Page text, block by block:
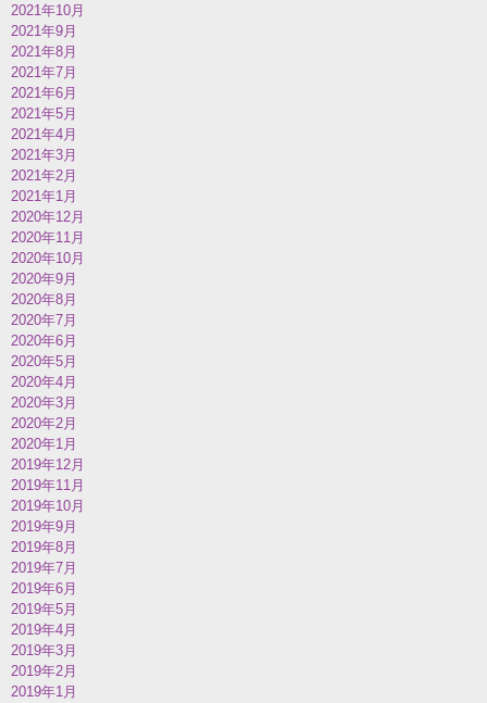
2021年10月
2021年9月
2021年8月
2021年7月
2021年6月
2021年5月
2021年4月
2021年3月
2021年2月
2021年1月
2020年12月
2020年11月
2020年10月
2020年9月
2020年8月
2020年7月
2020年6月
2020年5月
2020年4月
2020年3月
2020年2月
2020年1月
2019年12月
2019年11月
2019年10月
2019年9月
2019年8月
2019年7月
2019年6月
2019年5月
2019年4月
2019年3月
2019年2月
2019年1月